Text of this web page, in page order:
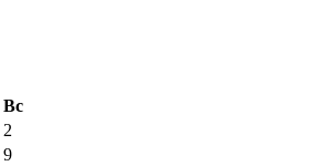
Вс
2
9